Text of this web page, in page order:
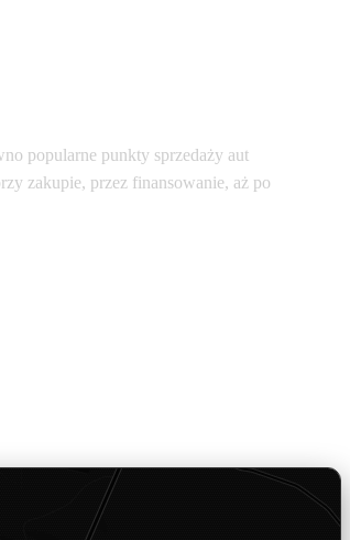
popularne punkty sprzedaży aut
zakupie, przez finansowanie, aż po